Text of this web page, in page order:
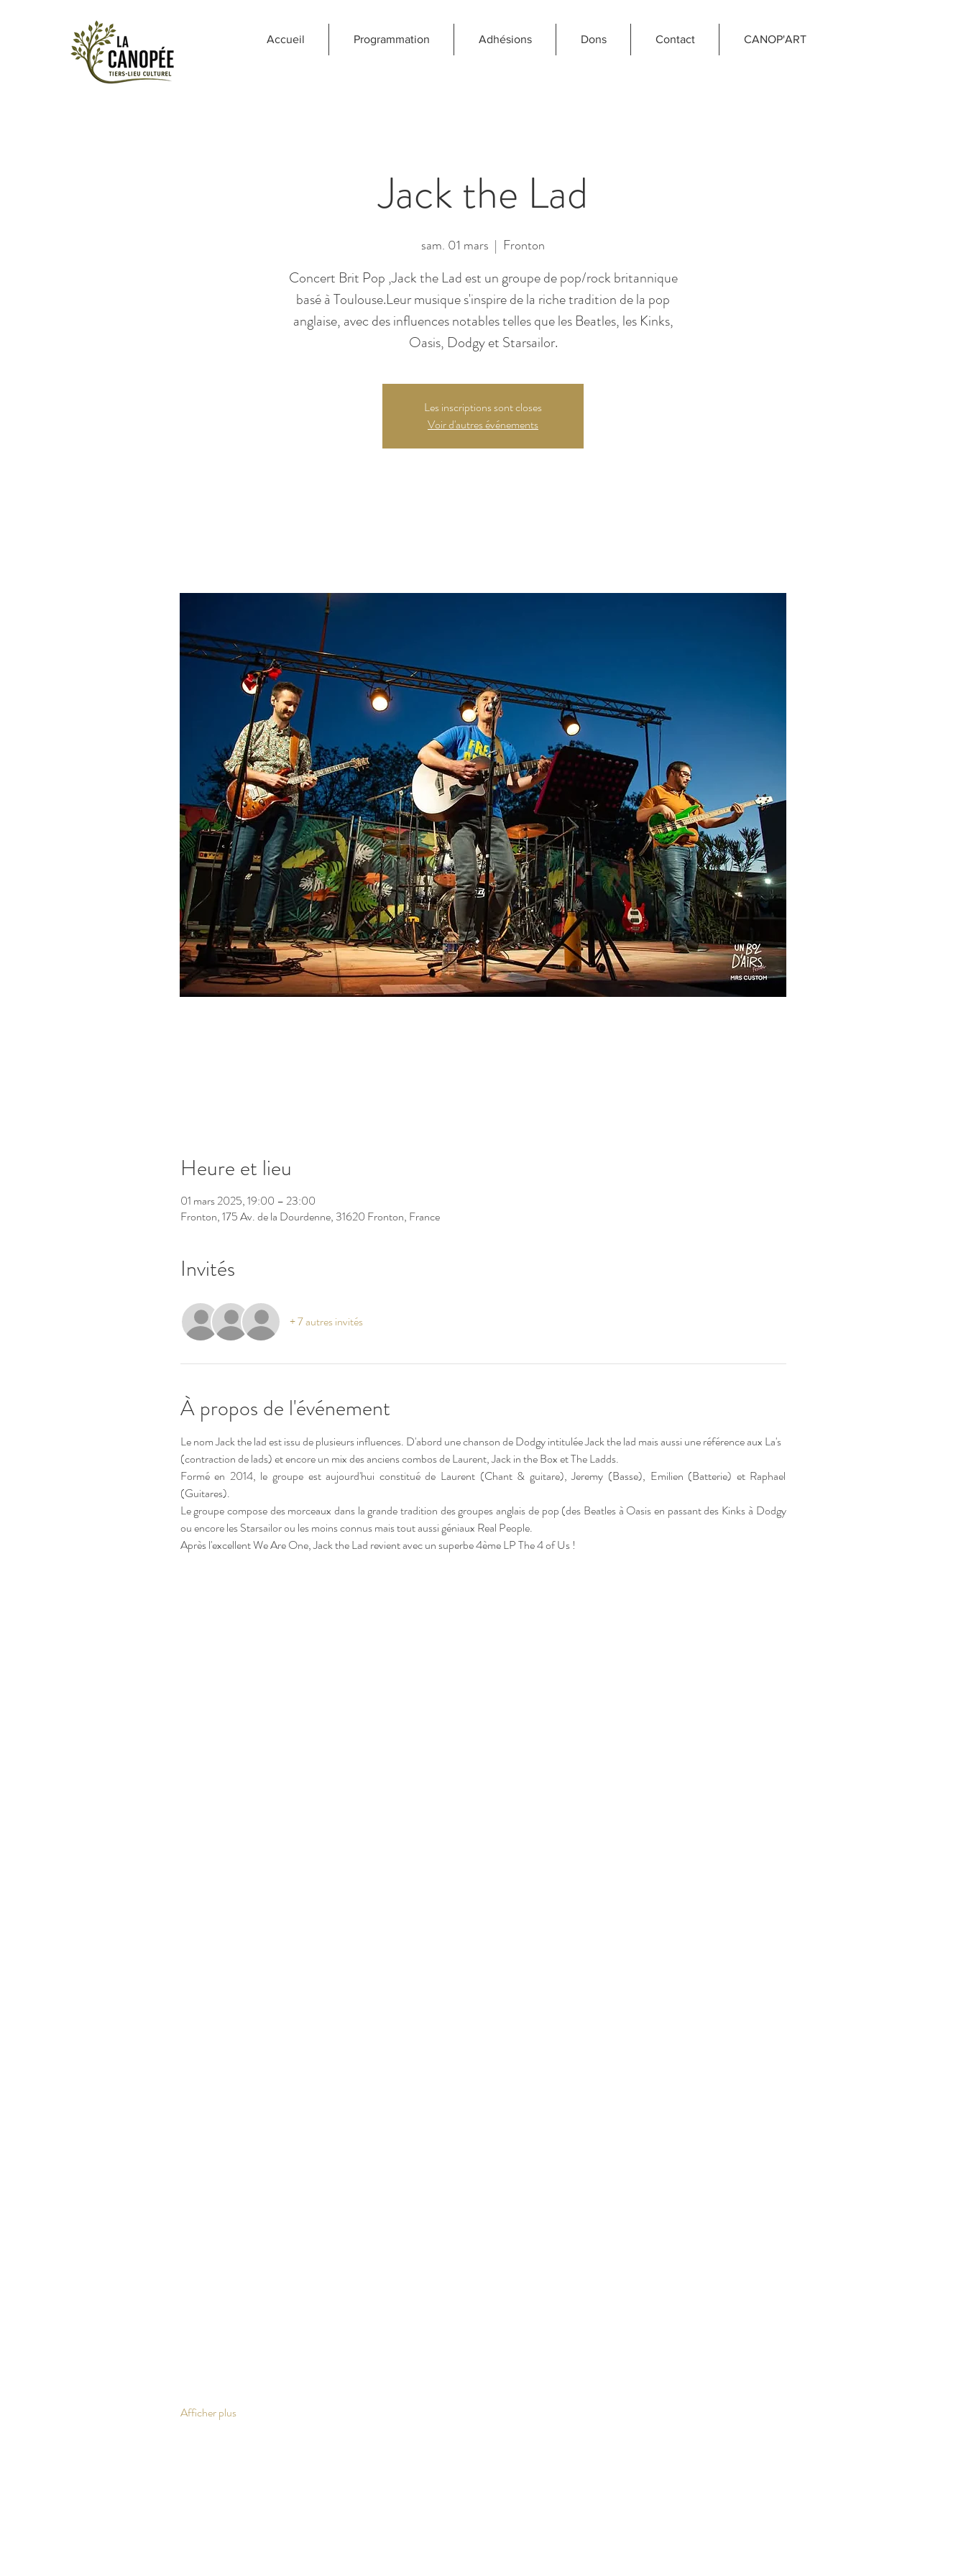
Accueil Programmation Adhésions Dons Contact CANOP'ART
Jack the Lad
sam. 01 mars
  |
Fronton
Concert Brit Pop ,Jack the Lad est un groupe de pop/rock britannique
basé à Toulouse.Leur musique s'inspire de la riche tradition de la pop
anglaise, avec des influences notables telles que les Beatles, les Kinks,
Oasis, Dodgy et Starsailor.
Les inscriptions sont closes
Voir d'autres événements
Heure et lieu
01 mars 2025, 19:00 – 23:00
Fronton, 175 Av. de la Dourdenne, 31620 Fronton, France
Invités
+ 7 autres invités
À propos de l'événement
Le nom Jack the lad est issu de plusieurs influences. D'abord une chanson de Dodgy intitulée Jack the lad mais aussi une référence aux La's
(contraction de lads) et encore un mix des anciens combos de Laurent, Jack in the Box et The Ladds.
Formé en 2014, le groupe est aujourd'hui constitué de Laurent (Chant & guitare), Jeremy (Basse), Emilien (Batterie) et Raphael
(Guitares).
Le groupe compose des morceaux dans la grande tradition des groupes anglais de pop (des Beatles à Oasis en passant des Kinks à Dodgy
ou encore les Starsailor ou les moins connus mais tout aussi géniaux Real People.
Après l'excellent We Are One, Jack the Lad revient avec un superbe 4ème LP The 4 of Us !
Afficher plus